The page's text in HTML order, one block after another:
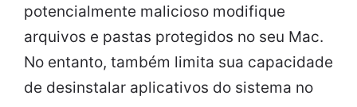
potencialmente malicioso modifique
arquivos e pastas protegidos no seu Mac.
No entanto, também limita sua capacidade
de desinstalar aplicativos do sistema no